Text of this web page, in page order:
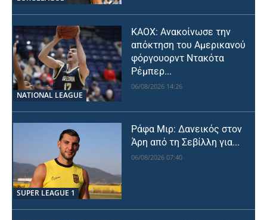
NATIONAL LEAGUE
ΚΑΟΧ: Ανακοίνωσε την
απόκτηση του Αμερικανού
φόργουορντ Ντακότα
Ρέμπερ...
06/08/2026 14:26
SUPER LEAGUE 1
Ράφα Μιρ: Δανεικός στον
Άρη από τη Σεβίλλη για...
06/08/2026 07:40